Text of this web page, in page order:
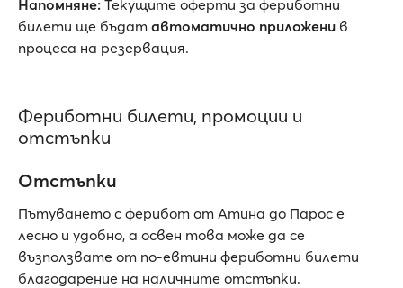
Напомняне: Текущите оферти за фериботни
билети ще бъдат автоматично приложени в
процеса на резервация.
Фериботни билети, промоции и
отстъпки
Отстъпки
Пътуването с ферибот от Атина до Парос е
лесно и удобно, а освен това може да се
възползвате от по-евтини фериботни билети
благодарение на наличните отстъпки.